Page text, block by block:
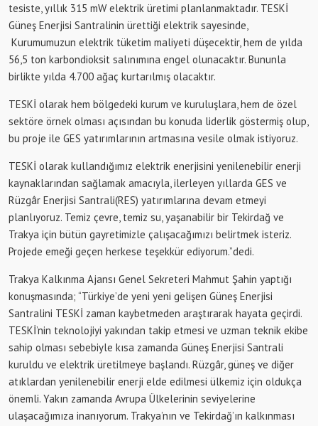
tesiste, yıllık 315 mW elektrik üretimi planlanmaktadır. TESKİ
Güneş Enerjisi Santralinin ürettiği elektrik sayesinde,
Kurumumuzun elektrik tüketim maliyeti düşecektir, hem de yılda
56,5 ton karbondioksit salınımına engel olunacaktır. Bununla
birlikte yılda 4.700 ağaç kurtarılmış olacaktır.
TESKİ olarak hem bölgedeki kurum ve kuruluşlara, hem de özel
sektöre örnek olması açısından bu konuda liderlik göstermiş olup,
bu proje ile GES yatırımlarının artmasına vesile olmak istiyoruz.
TESKİ olarak kullandığımız elektrik enerjisini yenilenebilir enerji
kaynaklarından sağlamak amacıyla, ilerleyen yıllarda GES ve
Rüzgâr Enerjisi Santrali(RES) yatırımlarına devam etmeyi
planlıyoruz. Temiz çevre, temiz su, yaşanabilir bir Tekirdağ ve
Trakya için bütün gayretimizle çalışacağımızı belirtmek isteriz.
Projede emeği geçen herkese teşekkür ediyorum.”dedi.
Trakya Kalkınma Ajansı Genel Sekreteri Mahmut Şahin yaptığı
konuşmasında; “Türkiye’de yeni yeni gelişen Güneş Enerjisi
Santralini TESKİ zaman kaybetmeden araştırarak hayata geçirdi.
TESKİ’nin teknolojiyi yakından takip etmesi ve uzman teknik ekibe
sahip olması sebebiyle kısa zamanda Güneş Enerjisi Santrali
kuruldu ve elektrik üretilmeye başlandı. Rüzgâr, güneş ve diğer
atıklardan yenilenebilir enerji elde edilmesi ülkemiz için oldukça
önemli. Yakın zamanda Avrupa Ülkelerinin seviyelerine
ulaşacağımıza inanıyorum. Trakya’nın ve Tekirdağ’ın kalkınması